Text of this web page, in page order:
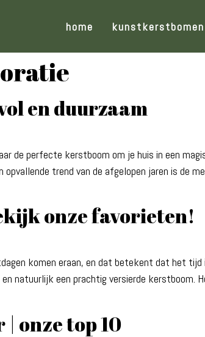
home kunstkerstbomen
en duurzaam
de perfecte kerstboom om je huis in een
trend van de afgelopen jaren is de
onze favorieten!
komen eraan, en dat betekent dat het
natuurlijk een prachtig versierde kerstboom.
onze top 10